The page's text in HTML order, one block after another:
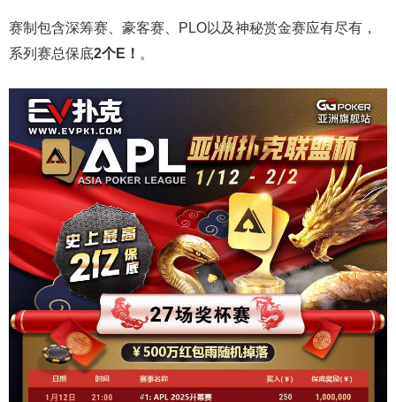
赛制包含深筹赛、豪客赛、PLO以及神秘赏金赛应有尽有，
系列赛总保底2个E！ 。